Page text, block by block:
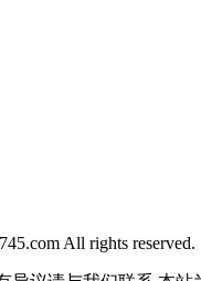
All rights reserved.